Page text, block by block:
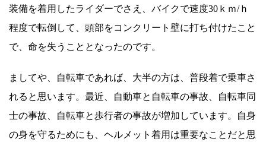
装備を着用したライダーでさえ、バイクで速度30ｋｍ/ｈ
程度で転倒して、頭部をコンクリート壁に打ち付けたこと
で、命を失うこととなったのです。
ましてや、自転車であれば、大半の方は、普段着で乗車さ
れると思います。最近、自動車と自転車の事故、自転車同
士の事故、自転車と歩行者の事故が増加しています。自身
の身を守るためにも、ヘルメット着用は重要なことだと思